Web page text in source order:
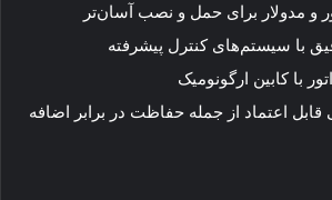
و مدولار برای حمل و نصب آسان‌تر
با سیستم‌های کنترل پیشرفته
با کابین ارگونومیک
اعتماد از جمله حفاظت در برابر اضافه